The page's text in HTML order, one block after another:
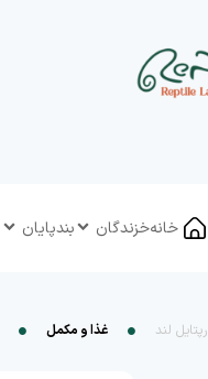
خانهخزندگان بندپایان
رپتایل لند غذا و مکمل